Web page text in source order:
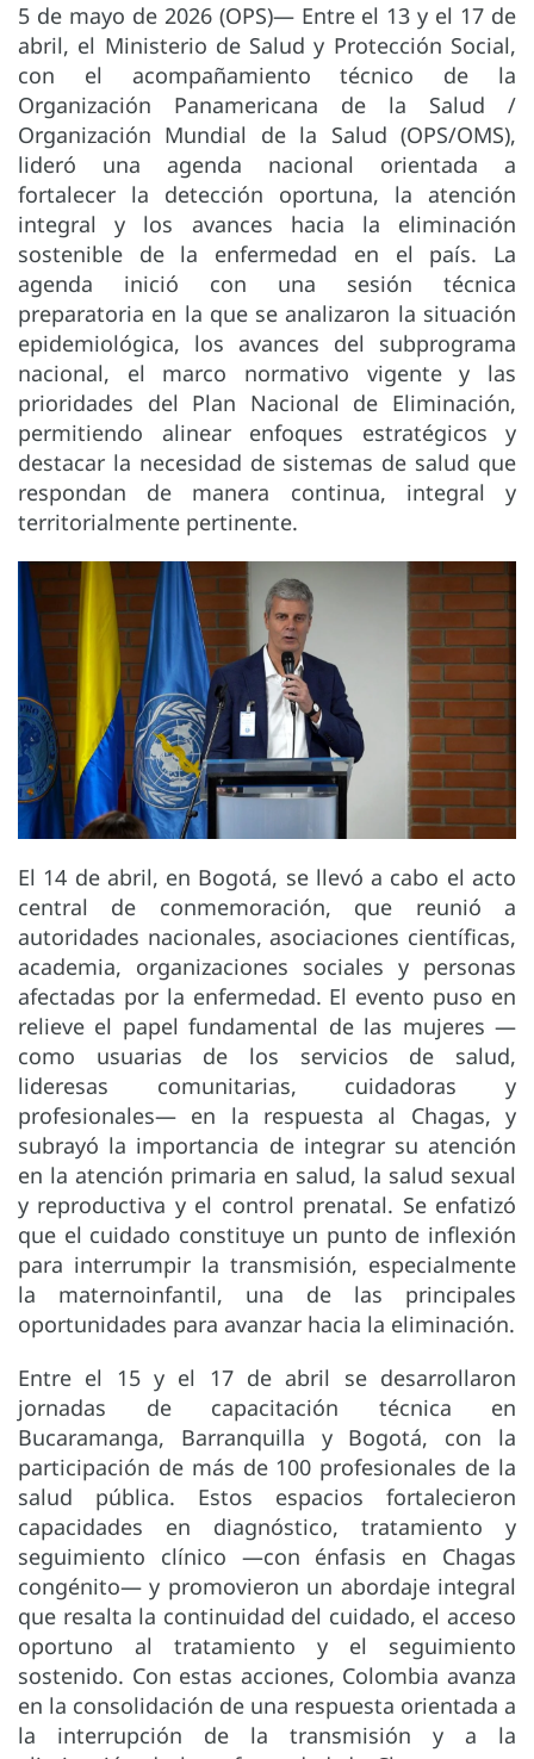
5 de mayo de 2026 (OPS)— Entre el 13 y el 17 de
abril, el Ministerio de Salud y Protección Social,
con el acompañamiento técnico de la
Organización Panamericana de la Salud /
Organización Mundial de la Salud (OPS/OMS),
lideró una agenda nacional orientada a
fortalecer la detección oportuna, la atención
integral y los avances hacia la eliminación
sostenible de la enfermedad en el país. La
agenda inició con una sesión técnica
preparatoria en la que se analizaron la situación
epidemiológica, los avances del subprograma
nacional, el marco normativo vigente y las
prioridades del Plan Nacional de Eliminación,
permitiendo alinear enfoques estratégicos y
destacar la necesidad de sistemas de salud que
respondan de manera continua, integral y
territorialmente pertinente.
El 14 de abril, en Bogotá, se llevó a cabo el acto
central de conmemoración, que reunió a
autoridades nacionales, asociaciones científicas,
academia, organizaciones sociales y personas
afectadas por la enfermedad. El evento puso en
relieve el papel fundamental de las mujeres —
como usuarias de los servicios de salud,
lideresas comunitarias, cuidadoras y
profesionales— en la respuesta al Chagas, y
subrayó la importancia de integrar su atención
en la atención primaria en salud, la salud sexual
y reproductiva y el control prenatal. Se enfatizó
que el cuidado constituye un punto de inflexión
para interrumpir la transmisión, especialmente
la maternoinfantil, una de las principales
oportunidades para avanzar hacia la eliminación.
Entre el 15 y el 17 de abril se desarrollaron
jornadas de capacitación técnica en
Bucaramanga, Barranquilla y Bogotá, con la
participación de más de 100 profesionales de la
salud pública. Estos espacios fortalecieron
capacidades en diagnóstico, tratamiento y
seguimiento clínico —con énfasis en Chagas
congénito— y promovieron un abordaje integral
que resalta la continuidad del cuidado, el acceso
oportuno al tratamiento y el seguimiento
sostenido. Con estas acciones, Colombia avanza
en la consolidación de una respuesta orientada a
la interrupción de la transmisión y a la